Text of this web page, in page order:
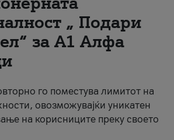
„ Подари
за А1 Алфа
го поместува лимитот на
овозможувајќи уникатен
на корисниците преку своето